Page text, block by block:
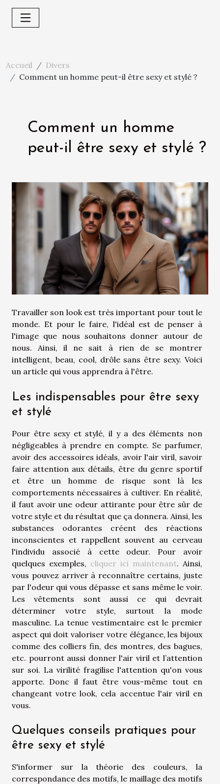
Accueil
Divers
Comment un homme peut-il être sexy et stylé ?
Comment un homme
peut-il être sexy et stylé ?
Travailler son look est très important pour tout le
monde. Et pour le faire, l'idéal est de penser à
l'image que nous souhaitons donner autour de
nous. Ainsi, il ne sait à rien de se montrer
intelligent, beau, cool, drôle sans être sexy. Voici
un article qui vous apprendra à l'être.
Les indispensables pour être sexy
et stylé
Pour être sexy et stylé, il y a des éléments non
négligeables à prendre en compte. Se parfumer,
avoir des accessoires idéals, avoir l'air viril, savoir
faire attention aux détails, être du genre sportif
et être un homme de risque sont là les
comportements nécessaires à cultiver. En réalité,
il faut avoir une odeur attirante pour être sûr de
votre style et du résultat que ça donnera. Ainsi, les
substances odorantes créent des réactions
inconscientes et rappellent souvent au cerveau
l'individu associé à cette odeur. Pour avoir
quelques exemples, cliquer ici maintenant. Ainsi,
vous pouvez arriver à reconnaître certains, juste
par l'odeur qui vous dépasse et sans même le voir.
Les vêtements sont aussi ce qui devrait
déterminer votre style, surtout la mode
masculine. La tenue vestimentaire est le premier
aspect qui doit valoriser votre élégance, les bijoux
comme des colliers fin, des montres, des bagues,
etc. pourront aussi donner l'air viril et l’attention
sur soi. La virilité fragilise l'attention qu'on vous
apporte. Donc il faut être vous-même tout en
changeant votre look, cela accentue l'air viril en
vous.
Quelques conseils pratiques pour
être sexy et stylé
S'informer sur la théorie des couleurs, la
correspondance des motifs, le maillage des motifs